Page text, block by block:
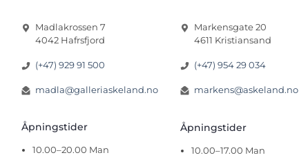
Madlakrossen 7
4042 Hafrsfjord
(+47) 929 91 500
madla@galleriaskeland.no
Åpningstider
10.00–20.00 Man
Markensgate 20
4611 Kristiansand
(+47) 954 29 034
markens@askeland.no
Åpningstider
10.00–17.00 Man